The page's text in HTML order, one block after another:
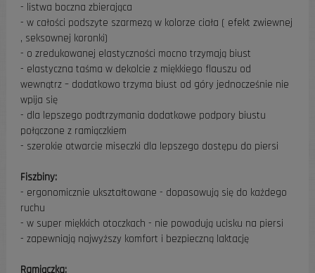
- listwa boczna zbierająca
- w całości podszyte szarmezą w kolorze ciała ( efekt zwiewnej
, seksownej koronki)
- o zredukowanej elastyczności mocno trzymają biust
- elastyczna taśma w dekolcie z miękkiego flauszu od
wewnątrz – dodatkowo trzyma biust od góry jednocześnie nie
wpija się
- dla lepszego podtrzymania dodatkowe podpory biustu
połączone z ramiączkiem
- szerokie otwarcie miseczki dla lepszego dostępu do piersi
Fiszbiny:
- ergonomicznie ukształtowane - dopasowują się do każdego
ruchu
- w super miękkich otoczkach - nie powodują ucisku na piersi
- zapewniają najwyższy komfort i bezpieczną laktację
Ramiączka: